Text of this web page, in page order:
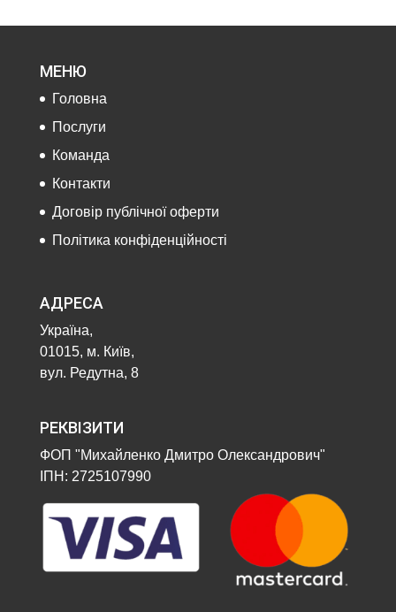
МЕНЮ
Головна
Послуги
Команда
Контакти
Договір публічної оферти
Політика конфіденційності
АДРЕСА
Україна,
01015, м. Київ,
вул. Редутна, 8
РЕКВІЗИТИ
ФОП "Михайленко Дмитро Олександрович"
ІПН: 2725107990